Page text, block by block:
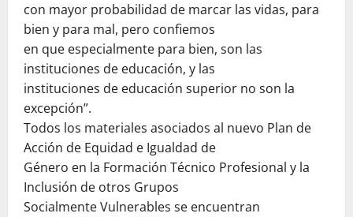
con mayor probabilidad de marcar las vidas, para
bien y para mal, pero confiemos
en que especialmente para bien, son las
instituciones de educación, y las
instituciones de educación superior no son la
excepción”.
Todos los materiales asociados al nuevo Plan de
Acción de Equidad e Igualdad de
Género en la Formación Técnico Profesional y la
Inclusión de otros Grupos
Socialmente Vulnerables se encuentran